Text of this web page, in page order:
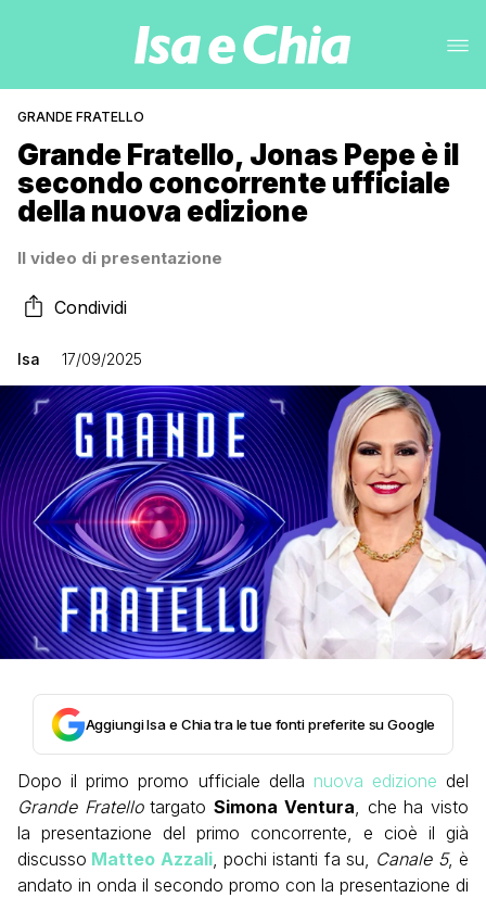
GRANDE FRATELLO
Grande Fratello, Jonas Pepe è il
secondo concorrente ufficiale
della nuova edizione
Il video di presentazione
Condividi
Isa 17/09/2025
Aggiungi Isa e Chia tra le tue fonti preferite su Google
Dopo il primo promo ufficiale della nuova edizione del
Grande FratellotargatoSimona Ventura , che ha visto
la presentazione del primo concorrente, e cioè il già
discusso Matteo Azzali, pochi istanti fa su, Canale 5, è
andato in onda il secondo promo con la presentazione di